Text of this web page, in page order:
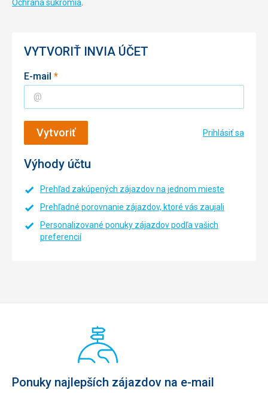
Ochrana súkromia
VYTVORIŤ INVIA ÚČET
E-mail *(povinné)
Vytvoriť Prihlásiť sa
Výhody účtu
Prehľad zakúpených zájazdov na jednom mieste
Prehľadné porovnanie zájazdov, ktoré vás zaujali
Personalizované ponuky zájazdov podľa vašich
preferencií
Ponuky najlepších zájazdov na e-mail